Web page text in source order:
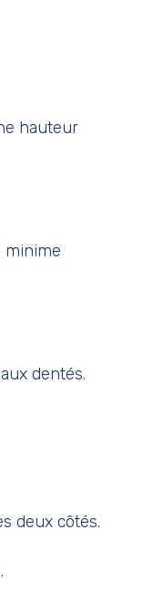
hauteur
minime
dentés.
deux côtés.